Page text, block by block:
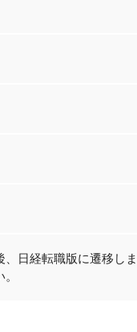
、日経転職版に遷移し